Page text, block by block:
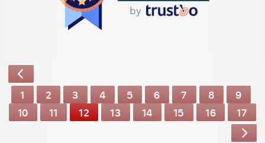
by
1 2 3 4 5 6 7 8
9
10
11 12 13 14 15 16 17